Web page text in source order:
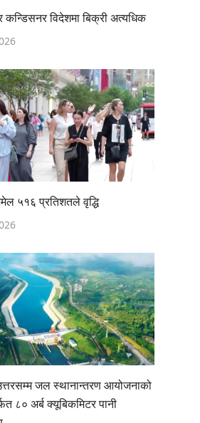
कन्डिसनर विदेशमा बिक्री अत्यधिक
५१६ प्रतिशतले वृद्धि
जल स्थानान्तरण आयोजनाको
८० अर्ब क्यूबिकमिटर पानी